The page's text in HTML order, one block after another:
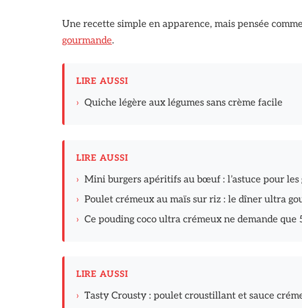
Une recette simple en apparence, mais pensée
gourmande.
LIRE AUSSI
› Quiche légère aux légumes sans crème facile
LIRE AUSSI
› Mini burgers apéritifs au bœuf : l’astuce pour
› Poulet crémeux au maïs sur riz : le dîner ultra
› Ce pouding coco ultra crémeux ne demande
LIRE AUSSI
› Tasty Crousty : poulet croustillant et sauce